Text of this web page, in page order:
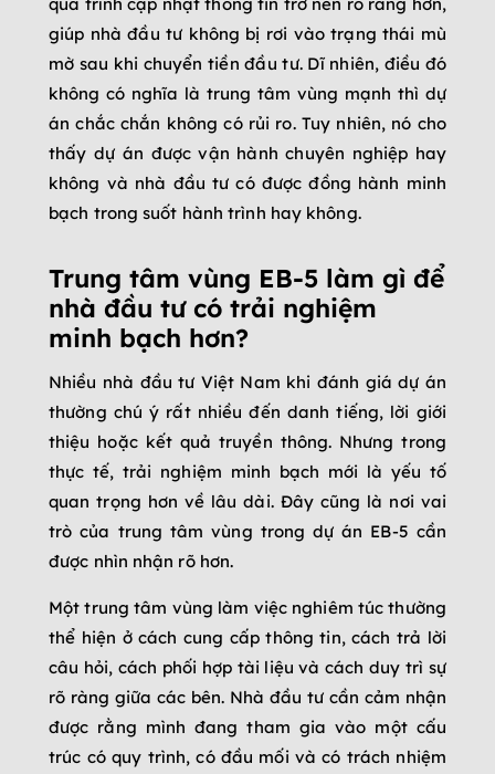
giúp nhà đầu tư không bị rơi vào trạng thái mù
mờ sau khi chuyển tiền đầu tư. Dĩ nhiên, điều đó
không có nghĩa là trung tâm vùng mạnh thì dự
án chắc chắn không có rủi ro. Tuy nhiên, nó cho
thấy dự án được vận hành chuyên nghiệp hay
không và nhà đầu tư có được đồng hành minh
bạch trong suốt hành trình hay không.
Trung tâm vùng EB-5 làm gì để
nhà đầu tư có trải nghiệm
minh bạch hơn?
Nhiều nhà đầu tư Việt Nam khi đánh giá dự án
thường chú ý rất nhiều đến danh tiếng, lời giới
thiệu hoặc kết quả truyền thông. Nhưng trong
thực tế, trải nghiệm minh bạch mới là yếu tố
quan trọng hơn về lâu dài. Đây cũng là nơi vai
trò của trung tâm vùng trong dự án EB-5 cần
được nhìn nhận rõ hơn.
Một trung tâm vùng làm việc nghiêm túc thường
thể hiện ở cách cung cấp thông tin, cách trả lời
câu hỏi, cách phối hợp tài liệu và cách duy trì sự
rõ ràng giữa các bên. Nhà đầu tư cần cảm nhận
được rằng mình đang tham gia vào một cấu
trúc có quy trình, có đầu mối và có trách nhiệm